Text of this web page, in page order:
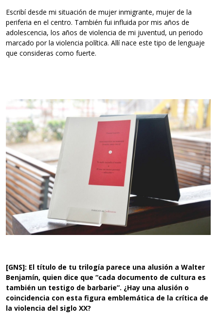
Escribí desde mi situación de mujer inmigrante, mujer de la
periferia en el centro. También fui influida por mis años de
adolescencia, los años de violencia de mi juventud, un periodo
marcado por la violencia política. Allí nace este tipo de lenguaje
que consideras como fuerte.
[GNS]: El título de tu trilogía parece una alusión a Walter
Benjamín, quien dice que “cada documento de cultura es
también un testigo de barbarie”. ¿Hay una alusión o
coincidencia con esta figura emblemática de la crítica de
la violencia del siglo XX?